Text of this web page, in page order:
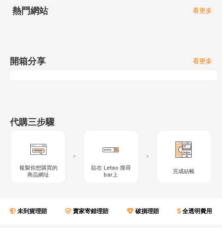
熱門網站 看更多
開箱分享 看更多
代購三步驟
複製你想購買的
商品網址
>
貼在 Letao 搜尋
bar上
>
完成結帳
未到貨理賠 賣家寄錯理賠 破損理賠 全透明費用